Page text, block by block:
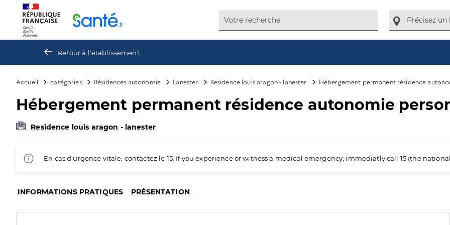
Retour à l'établissement
Accueil catégories Résidences autonomie Lanester Residence louis aragon - lanester Hébergement permanent résidence
Hébergement permanent résidence autonomie
Residence louis aragon - lanester
En cas d'urgence vitale, contactez le 15. If you experience or witness a medical emergency, immediatly call 15 (the
INFORMATIONS PRATIQUES PRÉSENTATION
Panneau de gestion des cookies